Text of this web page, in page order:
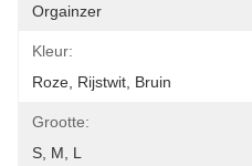
Orgainzer
Kleur:
Roze, Rijstwit, Bruin
Grootte:
S, M, L